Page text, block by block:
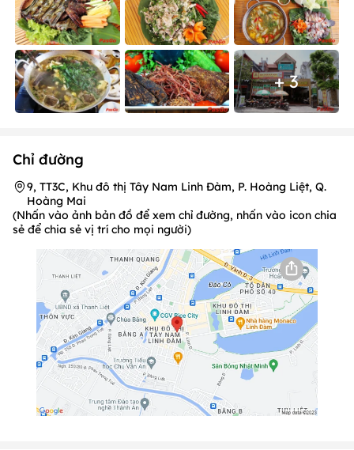
+ 3
Chỉ đường
9, TT3C, Khu đô thị Tây Nam Linh Đàm, P. Hoàng Liệt, Q.
Hoàng Mai
(Nhấn vào ảnh bản đồ để xem chỉ đường, nhấn vào icon chia
sẻ để chia sẻ vị trí cho mọi người)